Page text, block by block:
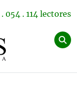
054 . 114 lectores